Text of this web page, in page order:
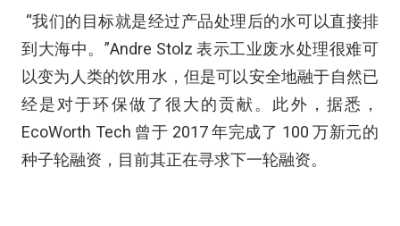
“我们的目标就是经过产品处理后的水可以直接排
到大海中。”Andre Stolz 表示工业废水处理很难可
以变为人类的饮用水，但是可以安全地融于自然已
经是对于环保做了很大的贡献。此外，据悉，
EcoWorth Tech 曾于 2017 年完成了 100 万新元的
种子轮融资，目前其正在寻求下一轮融资。